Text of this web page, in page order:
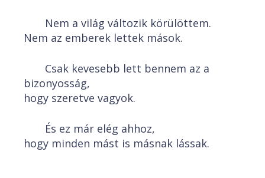
Nem a világ változik körülöttem.
Nem az emberek lettek mások.
Csak kevesebb lett bennem az a
bizonyosság,
hogy szeretve vagyok.
És ez már elég ahhoz,
hogy minden mást is másnak lássak.